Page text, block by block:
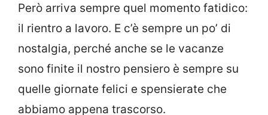
Però arriva sempre quel momento fatidico:
il rientro a lavoro. E c’è sempre un po’ di
nostalgia, perché anche se le vacanze
sono finite il nostro pensiero è sempre su
quelle giornate felici e spensierate che
abbiamo appena trascorso.